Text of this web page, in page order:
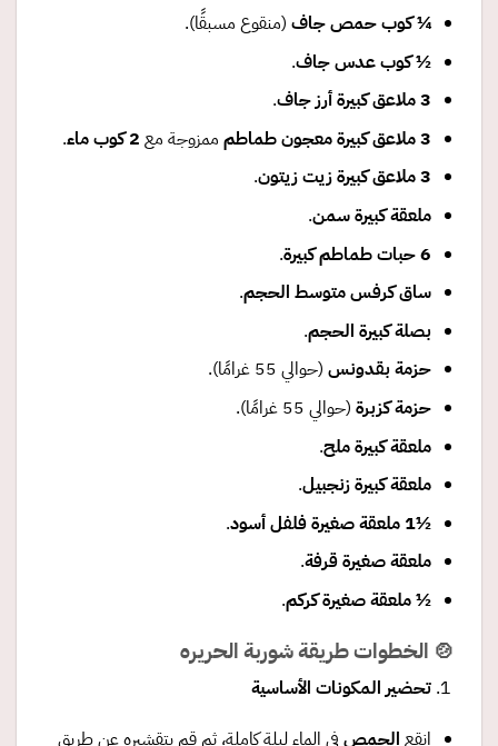
¼كوب حمص جاف(منقوع مسبقًا).
½كوب عدس جاف.
3ملاعق كبيرة أرز جاف.
3ملاعق كبيرة معجون طماطمممزوجة مع 2كوب ماء.
3ملاعق كبيرة زيت زيتون.
ملعقة كبيرة سمن.
6حبات طماطم كبيرة.
ساق كرفس متوسط الحجم.
بصلة كبيرة الحجم.
حزمة بقدونس(حوالي 55 غرامًا).
حزمة كزبرة(حوالي 55 غرامًا).
ملعقة كبيرة ملح.
ملعقة كبيرة زنجبيل.
½1 ملعقة صغيرة فلفل أسود.
ملعقة صغيرة قرفة.
½ملعقة صغيرة كركم.
🍲 الخطوات طريقة شوربة الحريره
تحضير المكونات الأساسية
انقع الحمصفي الماء ليلة كاملة، ثم قم بتقشيره عن طريق